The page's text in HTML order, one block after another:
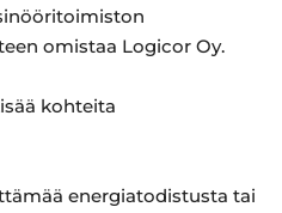
omistaa Logicor Oy.
kohteita
energiatodistusta tai